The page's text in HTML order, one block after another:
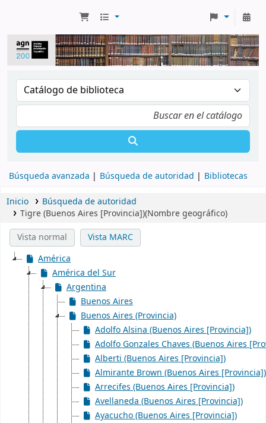
Búsqueda avanzada Búsqueda de autoridad Bibliotecas
Inicio
Búsqueda de autoridad
Tigre (Buenos Aires [Provincia])(Nombre geográfico)
Vista normal
Vista MARC
América
América del Sur
Argentina
Buenos Aires
Buenos Aires (Provincia)
Adolfo Alsina (Buenos Aires [Provincia])
Adolfo Gonzales Chaves (Buenos Aires
Alberti (Buenos Aires [Provincia])
Almirante Brown (Buenos Aires [Provincia])
Arrecifes (Buenos Aires [Provincia])
Avellaneda (Buenos Aires [Provincia])
Ayacucho (Buenos Aires [Provincia])